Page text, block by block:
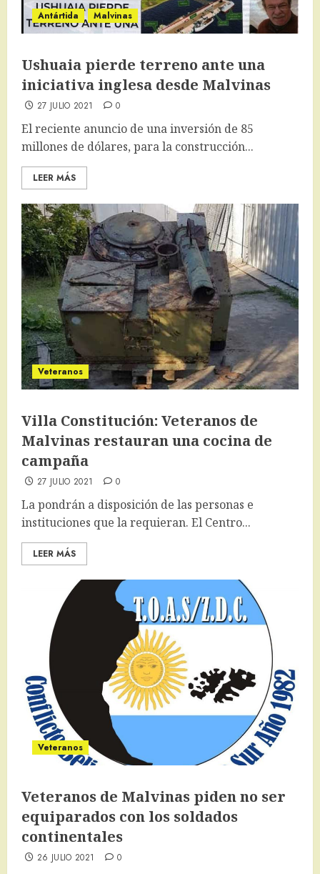
Antártida Malvinas
Ushuaia pierde terreno ante una
iniciativa inglesa desde Malvinas
27 JULIO 2021 0
El reciente anuncio de una inversión de 85
millones de dólares, para la construcción...
LEER MÁS
Veteranos
Villa Constitución: Veteranos de
Malvinas restauran una cocina de
campaña
27 JULIO 2021 0
La pondrán a disposición de las personas e
instituciones que la requieran. El Centro...
LEER MÁS
Veteranos
Veteranos de Malvinas piden no ser
equiparados con los soldados
continentales
26 JULIO 2021 0